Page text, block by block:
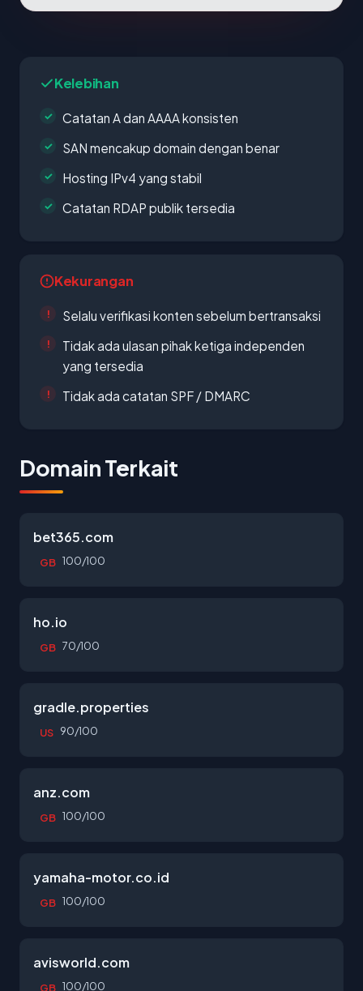
Kelebihan
Catatan A dan AAAA konsisten
SAN mencakup domain dengan benar
Hosting IPv4 yang stabil
Catatan RDAP publik tersedia
Kekurangan
Selalu verifikasi konten sebelum bertransaksi
Tidak ada ulasan pihak ketiga independen
yang tersedia
Tidak ada catatan SPF / DMARC
Domain Terkait
bet365.com
GB 100/100
ho.io
GB 70/100
gradle.properties
US 90/100
anz.com
GB 100/100
yamaha-motor.co.id
GB 100/100
avisworld.com
GB 100/100